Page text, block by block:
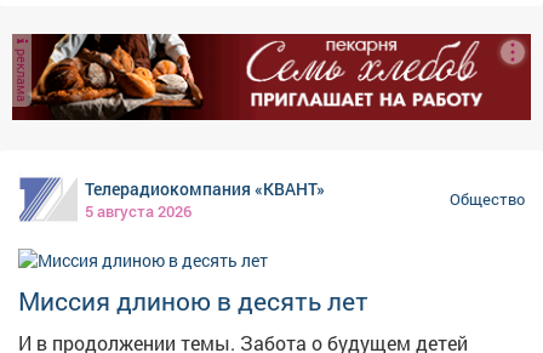
слухи о том, что имя Миша выходит из моды, сильно
преувеличены. Наоборот, оно стремительно набирает
популярность. Врачи и сотрудники роддома
поздравили все семьи с пополнением и пожелали
месяц в роддоме приняли 269 новорождённых, что
стало одним из самых высоких показателей в этом
году.
реклама
Телерадиокомпания «КВАНТ»
5 августа 2026
Общество
Миссия длиною в десять лет
И в продолжении темы. Забота о будущем детей